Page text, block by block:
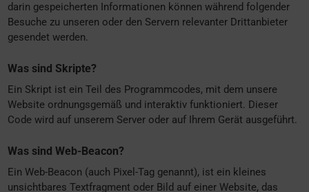
darin gespeicherten Informationen können während folgender
Besuche zu unseren oder den Servern relevanter Drittanbieter
gesendet werden.
Was sind Skripte?
Ein Skript ist ein Teil des Programmcodes, mit dem unsere
Website ordnungsgemäß und interaktiv funktioniert. Dieser
Code wird auf unserem Server oder auf Ihrem Gerät ausgeführt.
Was sind Web-Beacon?
Ein Web-Beacon (auch Pixel-Tag genannt), ist ein kleines
unsichtbares Textfragment oder Bild auf einer Website, das